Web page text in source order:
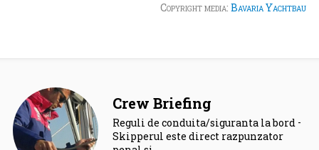
Copyright media:Bavaria Yachtbau
Crew Briefing
Reguli de conduita/siguranta la bord –
Skipperul este direct razpunzator